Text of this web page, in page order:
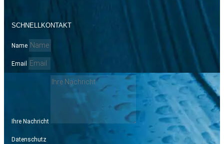
SCHNELLKONTAKT
Name
Email
Ihre Nachricht
Datenschutz